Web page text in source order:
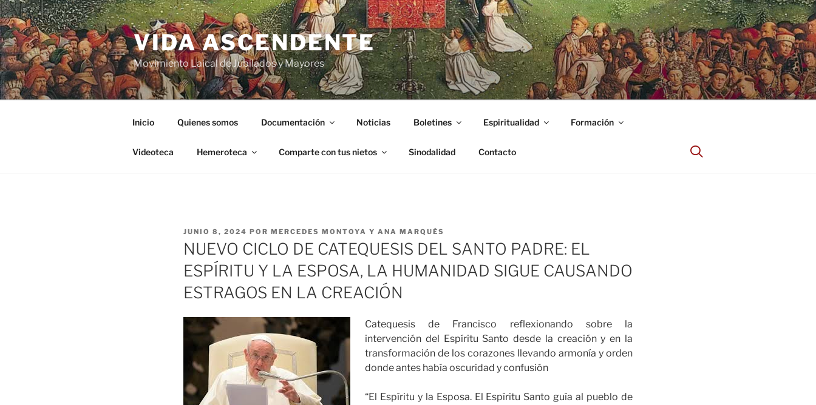
VIDA ASCENDENTE
Movimiento Laical de Jubilados y Mayores
Inicio Quienes somos Documentación Noticias Boletines Espiritualidad Formación
Videoteca Hemeroteca Comparte con tus nietos Sinodalidad Contacto
JUNIO 8, 2024 POR MERCEDES MONTOYA Y ANA MARQUÉS
NUEVO CICLO DE CATEQUESIS DEL SANTO PADRE: EL
ESPÍRITU Y LA ESPOSA, LA HUMANIDAD SIGUE CAUSANDO
ESTRAGOS EN LA CREACIÓN
Catequesis de Francisco reflexionando sobre la
intervención del Espíritu Santo desde la creación y en la
transformación de los corazones llevando armonía y orden
donde antes había oscuridad y confusión
“El Espíritu y la Esposa. El Espíritu Santo guía al pueblo de